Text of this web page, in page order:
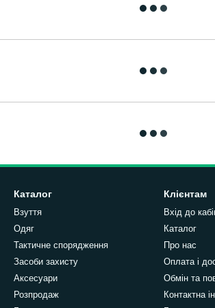
Каталог
Взуття
Одяг
Тактичне спорядження
Засоби захисту
Аксесуари
Розпродаж
Клієнтам
Вхід до
Каталог
Про нас
Оплата і
Обмін та
Контактна